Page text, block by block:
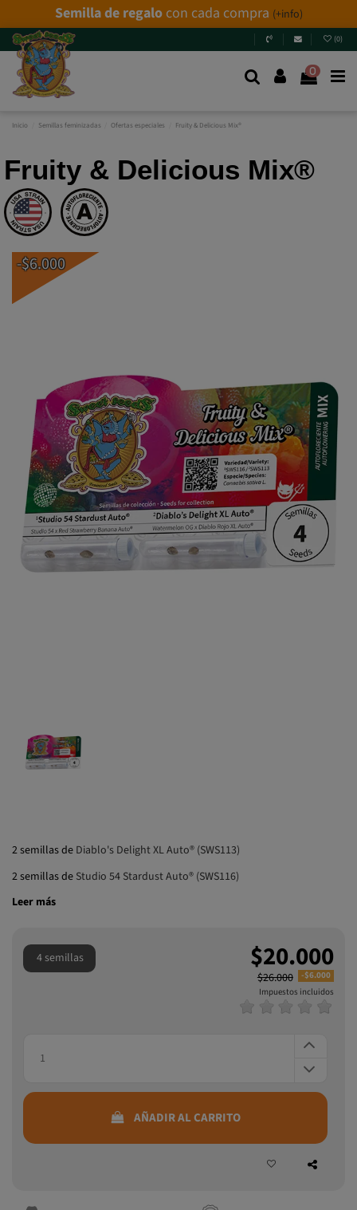
Semilla de regalocon cada compra (+info)
(0)
0
Inicio Semillas feminizadas Ofertas especiales Fruity & Delicious Mix®
Fruity & Delicious Mix®
-$6.000
2 semillas de Diablo's Delight XL Auto® (SWS113)
2 semillas de Studio 54 Stardust Auto® (SWS116)
Leer más
4 semillas $20.000
$26.000
-$6.000
Impuestos incluidos
AÑADIR AL CARRITO